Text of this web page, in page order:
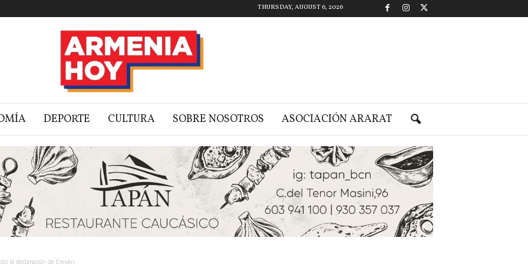
THURSDAY, AUGUST 6, 2026
DEPORTE CULTURA SOBRE NOSOTROS ASOCIACIÓN ARARAT
la declaración de Ereván